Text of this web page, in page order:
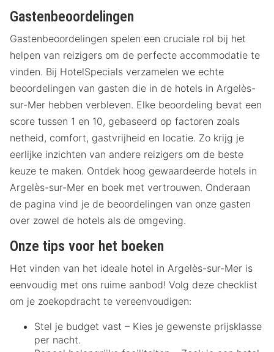
Gastenbeoordelingen
Gastenbeoordelingen spelen een cruciale rol bij het
helpen van reizigers om de perfecte accommodatie te
vinden. Bij HotelSpecials verzamelen we echte
beoordelingen van gasten die in de hotels in Argelès-
sur-Mer hebben verbleven. Elke beoordeling bevat een
score tussen 1 en 10, gebaseerd op factoren zoals
netheid, comfort, gastvrijheid en locatie. Zo krijg je
eerlijke inzichten van andere reizigers om de beste
keuze te maken. Ontdek hoog gewaardeerde hotels in
Argelès-sur-Mer en boek met vertrouwen. Onderaan
de pagina vind je de beoordelingen van onze gasten
over zowel de hotels als de omgeving.
Onze tips voor het boeken
Het vinden van het ideale hotel in Argelès-sur-Mer is
eenvoudig met ons ruime aanbod! Volg deze checklist
om je zoekopdracht te vereenvoudigen:
Stel je budget vast – Kies je gewenste prijsklasse
per nacht.